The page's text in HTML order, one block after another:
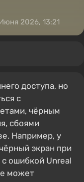
2026, 13:21
доступа, но
с
чёрным
сбоями
Например, у
экран при
с ошибкой Unreal
может